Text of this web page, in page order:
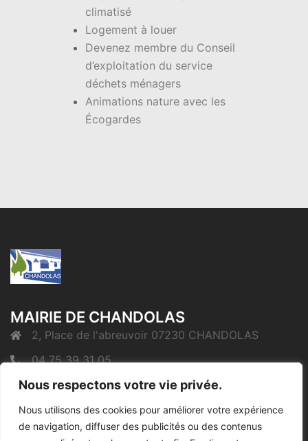
Nous respectons votre vie privée.
Nous utilisons des cookies pour améliorer votre expérience
de navigation, diffuser des publicités ou des contenus
climatisé
Logement à louer
Devenez membre du Conseil
d’exploitation du service
déchets ménagers
Animations nature avec les
Écogardes
MAIRIE DE CHANDOLAS
2, Place de l'abreuvoir 07230 CHANDOLAS
04 75 39 31 05
mairie@chandolas.fr
Mentions Légales